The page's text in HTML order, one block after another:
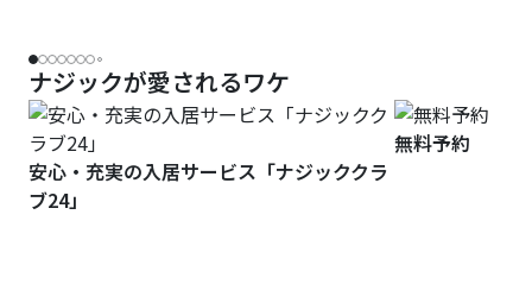
ナジックが愛されるワケ
安心・充実の入居サービス「ナジッククラ
ブ24」
無料予約